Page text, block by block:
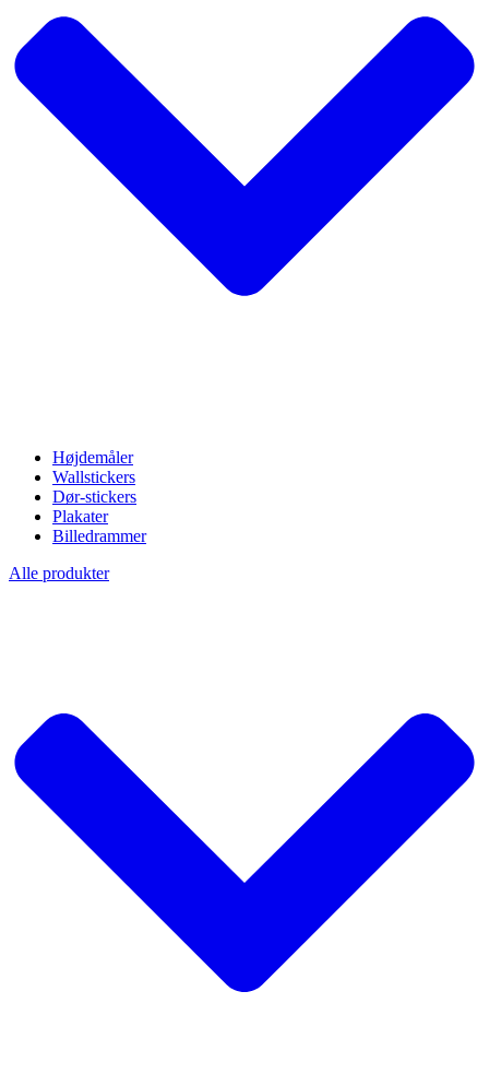
Højdemåler
Wallstickers
Dør-stickers
Plakater
Billedrammer
Alle produkter